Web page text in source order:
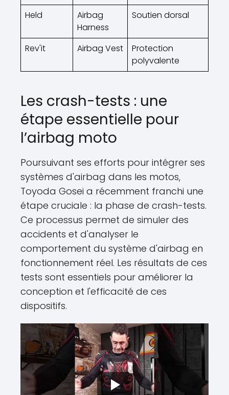
Held
Airbag
Harness
Soutien dorsal
Rev'it Airbag Vest
Protection
polyvalente
Les crash-tests : une
étape essentielle pour
l’airbag moto
Poursuivant ses efforts pour intégrer ses
systèmes d'airbag dans les motos,
Toyoda Gosei a récemment franchi une
étape cruciale : la phase de crash-tests.
Ce processus permet de simuler des
accidents et d'analyser le
comportement du système d'airbag en
fonctionnement réel. Les résultats de ces
tests sont essentiels pour améliorer la
conception et l'efficacité de ces
dispositifs.